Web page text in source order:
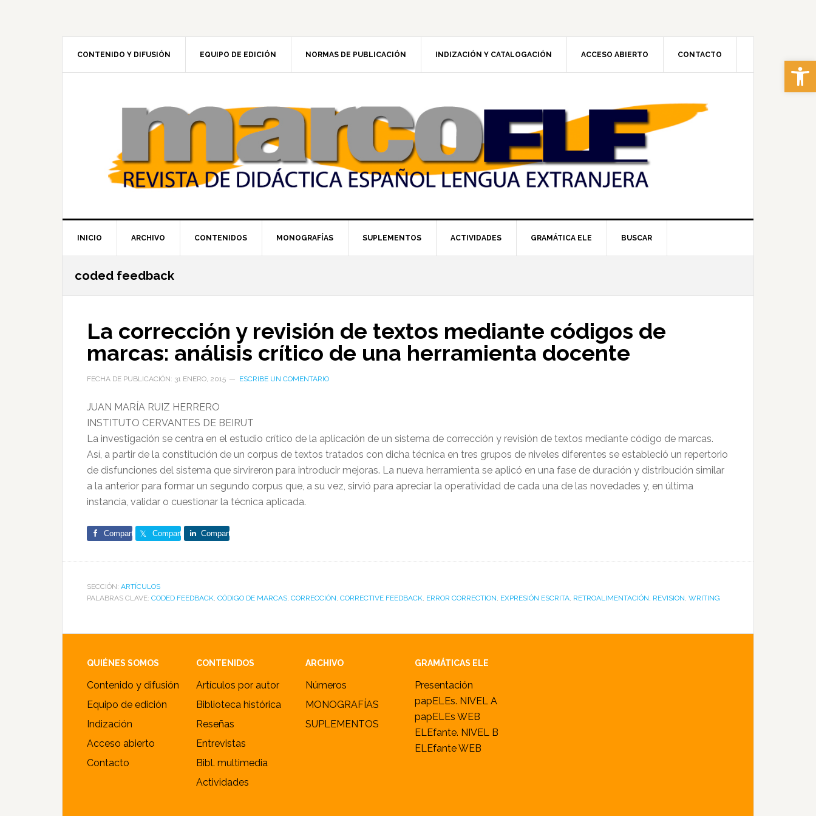
Abrir
CONTENIDO Y DIFUSIÓN EQUIPO DE EDICIÓN NORMAS DE PUBLICACIÓN INDIZACIÓN Y CATALOGACIÓN ACCESO ABIERTO CONTACTO
INICIO ARCHIVO CONTENIDOS MONOGRAFÍAS SUPLEMENTOS ACTIVIDADES GRAMÁTICA ELE BUSCAR
coded feedback
La corrección y revisión de textos mediante códigos de
marcas: análisis crítico de una herramienta docente
FECHA DE PUBLICACIÓN: 31 ENERO, 2015 ESCRIBE UN COMENTARIO
JUAN MARÍA RUIZ HERRERO
INSTITUTO CERVANTES DE BEIRUT
La investigación se centra en el estudio crítico de la aplicación de un sistema de corrección y revisión de textos mediante código de marcas.
Así, a partir de la constitución de un corpus de textos tratados con dicha técnica en tres grupos de niveles diferentes se estableció un repertorio
de disfunciones del sistema que sirvireron para introducir mejoras. La nueva herramienta se aplicó en una fase de duración y distribución similar
a la anterior para formar un segundo corpus que, a su vez, sirvió para apreciar la operatividad de cada una de las novedades y, en última
instancia, validar o cuestionar la técnica aplicada.
Comparte Comparte Comparte
SECCIÓN: ARTÍCULOS
PALABRAS CLAVE: CODED FEEDBACK, CÓDIGO DE MARCAS, CORRECCIÓN, CORRECTIVE FEEDBACK, ERROR CORRECTION, EXPRESIÓN ESCRITA, RETROALIMENTACIÓN, REVISION, WRITING
Footer
QUIÉNES SOMOS
Contenido y difusión
Equipo de edición
Indización
Acceso abierto
Contacto
CONTENIDOS
Artículos por autor
Biblioteca histórica
Reseñas
Entrevistas
Bibl. multimedia
Actividades
ARCHIVO
Números
MONOGRAFÍAS
SUPLEMENTOS
GRAMÁTICAS ELE
Presentación
papELEs. NIVEL A
papELEs WEB
ELEfante. NIVEL B
ELEfante WEB